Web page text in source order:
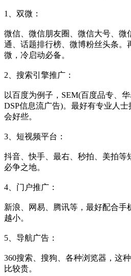
1、双微：
微信、微信朋友圈、微信大号、微
通、话题排行榜、微博粉丝头条。
微，冷启动必备。
2、搜索引擎推广：
以百度为例子，SEM(百度品专、
DSP信息流广告)。最好有专业人
会好些。
3、短视频平台：
抖音、快手、最右、秒拍、美拍等
必争之地。
4、门户推广：
新浪、网易、腾讯等，最好配合手
越小。
5、导航广告：
360搜索、搜狗、各种浏览器，这
比较贵。